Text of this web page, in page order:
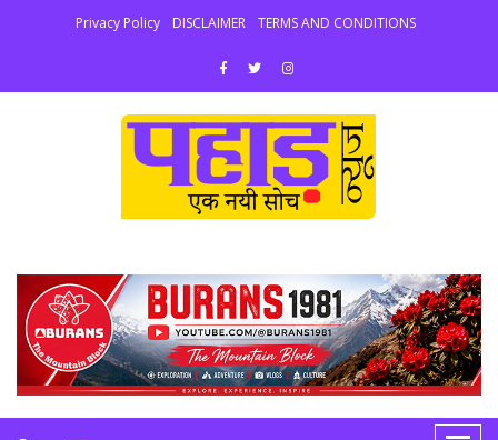
Privacy Policy DISCLAIMER TERMS AND CONDITIONS